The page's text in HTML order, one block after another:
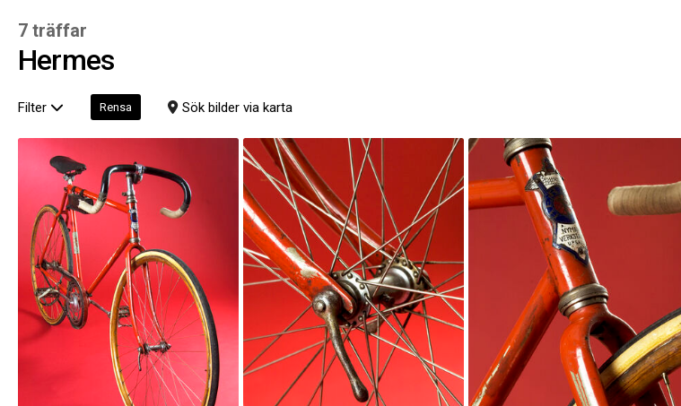
7 träffar
Hermes
Filter Rensa Sök bilder via karta